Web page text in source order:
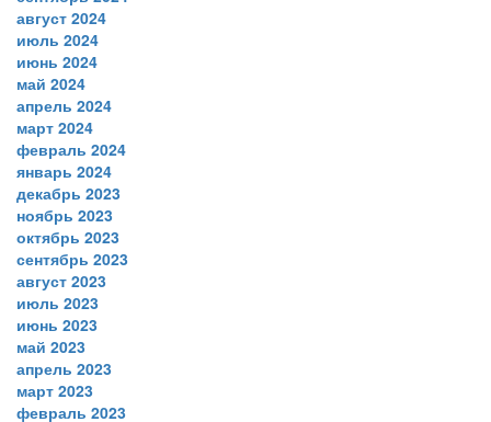
август 2024
июль 2024
июнь 2024
май 2024
апрель 2024
март 2024
февраль 2024
январь 2024
декабрь 2023
ноябрь 2023
октябрь 2023
сентябрь 2023
август 2023
июль 2023
июнь 2023
май 2023
апрель 2023
март 2023
февраль 2023